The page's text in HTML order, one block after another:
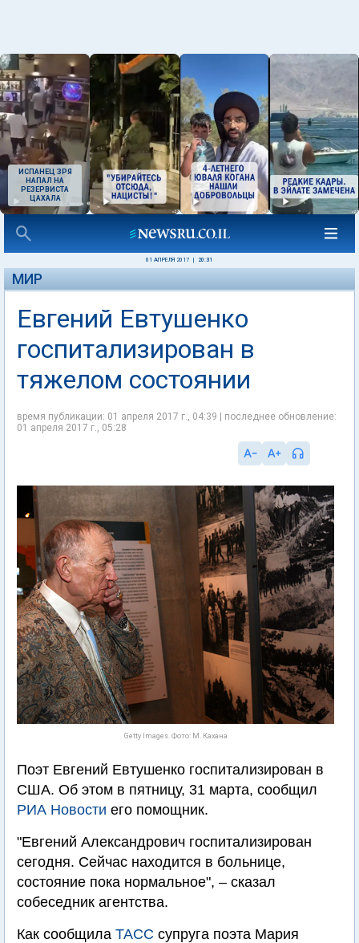
ИСПАНЕЦ ЗРЯ
НАПАЛ НА
РЕЗЕРВИСТА
ЦАХАЛА
01 АПРЕЛЯ 2017 20:31
МИР
Евгений Евтушенко
госпитализирован в
тяжелом состоянии
время публикации: 01 апреля 2017 г., 04:39 | последнее обновление:
01 апреля 2017 г., 05:28
Getty Images. Фото: М. Кахана
Поэт Евгений Евтушенко госпитализирован в
США. Об этом в пятницу, 31 марта, сообщил
РИА Новости его помощник.
"Евгений Александрович госпитализирован
сегодня. Сейчас находится в больнице,
состояние пока нормальное", – сказал
собеседник агентства.
Как сообщила ТАСС супруга поэта Мария